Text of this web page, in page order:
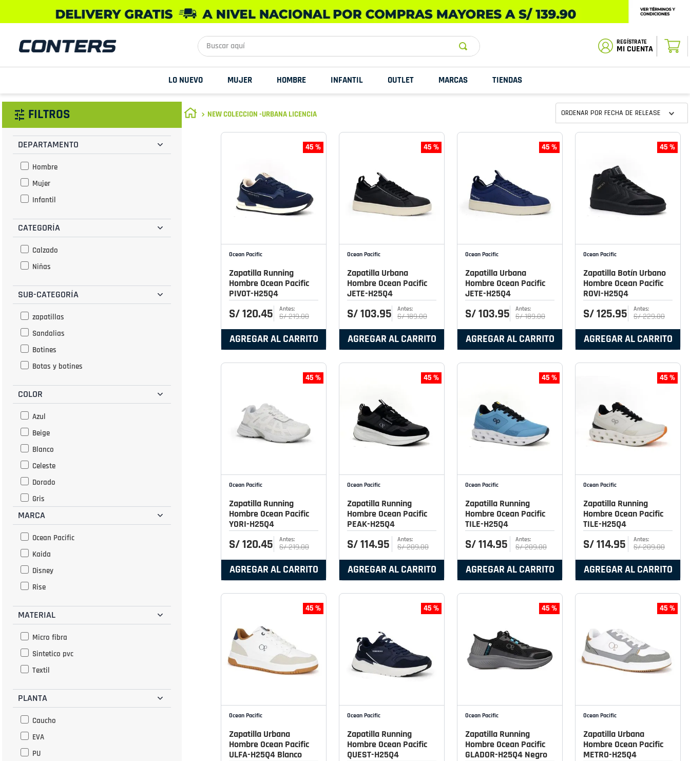
Buscar aquí
MI CUENTA
LO NUEVO MUJER HOMBRE INFANTIL OUTLET MARCAS TIENDAS
FILTROS
DEPARTAMENTO
Hombre
Mujer
Infantil
CATEGORÍA
Calzado
Niñas
SUB-CATEGORÍA
zapatillas
Sandalias
Botines
Botas y botines
COLOR
Azul
Beige
Blanco
Celeste
Dorado
Gris
Marino
Olivo
Verde
MARCA
Ocean Pacific
Kaida
Disney
Rise
MATERIAL
Micro fibra
Sintetico pvc
Textil
PLANTA
Caucho
EVA
PU
NEW COLECCION -URBANA LICENCIA ORDENAR POR FECHA DE RELEASE
45 %
Ocean Pacific
Zapatilla Running
Hombre Ocean Pacific
PIVOT-H25Q4
S/120.45 S/219.00
AGREGAR AL CARRITO
45 %
Ocean Pacific
Zapatilla Urbana
Hombre Ocean Pacific
JETE-H25Q4
S/103.95 S/189.00
AGREGAR AL CARRITO
45 %
Ocean Pacific
Zapatilla Urbana
Hombre Ocean Pacific
JETE-H25Q4
S/103.95 S/189.00
AGREGAR AL CARRITO
45 %
Ocean Pacific
Zapatilla Botín Urbano
Hombre Ocean Pacific
ROVI-H25Q4
S/125.95 S/229.00
AGREGAR AL CARRITO
45 %
Ocean Pacific
Zapatilla Running
Hombre Ocean Pacific
YORI-H25Q4
S/120.45 S/219.00
AGREGAR AL CARRITO
45 %
Ocean Pacific
Zapatilla Running
Hombre Ocean Pacific
PEAK-H25Q4
S/114.95 S/209.00
AGREGAR AL CARRITO
45 %
Ocean Pacific
Zapatilla Running
Hombre Ocean Pacific
TILE-H25Q4
S/114.95 S/209.00
AGREGAR AL CARRITO
45 %
Ocean Pacific
Zapatilla Running
Hombre Ocean Pacific
TILE-H25Q4
S/114.95 S/209.00
AGREGAR AL CARRITO
45 %
Ocean Pacific
Zapatilla Urbana
Hombre Ocean Pacific
ULFA-H25Q4 Blanco
45 %
Ocean Pacific
Zapatilla Running
Hombre Ocean Pacific
QUEST-H25Q4
45 %
Ocean Pacific
Zapatilla Running
Hombre Ocean Pacific
GLADOR-H25Q4 Negro
45 %
Ocean Pacific
Zapatilla Urbana
Hombre Ocean Pacific
METRO-H25Q4